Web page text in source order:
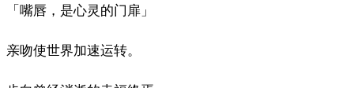
「嘴唇，是心灵的门扉」
亲吻使世界加速运转。